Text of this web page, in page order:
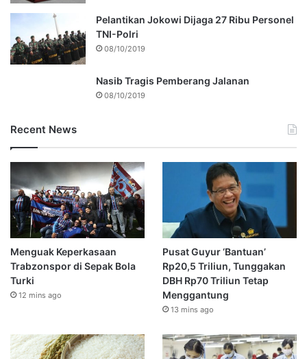
Pelantikan Jokowi Dijaga 27 Ribu Personel
TNI-Polri
08/10/2019
Nasib Tragis Pemberang Jalanan
08/10/2019
Recent News
Menguak Keperkasaan
Trabzonspor di Sepak Bola
Turki
12 mins ago
Pusat Guyur ‘Bantuan’
Rp20,5 Triliun, Tunggakan
DBH Rp70 Triliun Tetap
Menggantung
13 mins ago